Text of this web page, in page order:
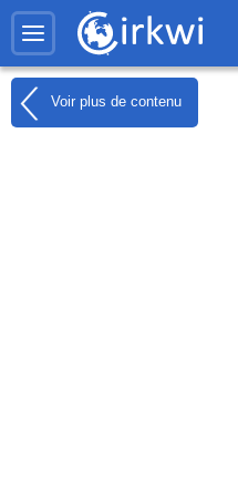
Voir plus de contenu